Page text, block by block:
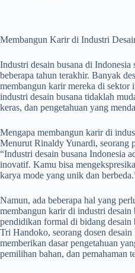
Membangun Karir di Industri
Industri desain busana di Indonesia
beberapa tahun terakhir. Banyak
membangun karir mereka di
industri desain busana tidaklah
keras, dan pengetahuan yang
Mengapa membangun karir di
Menurut Rinaldy Yunardi, seorang
“Industri desain busana Indonesia
inovatif. Kamu bisa
karya mode yang unik dan
Namun, ada beberapa hal yang
membangun karir di industri desain
pendidikan formal di bidang desain
Tri Handoko, seorang dosen
memberikan dasar pengetahuan
pemilihan bahan, dan pemahaman